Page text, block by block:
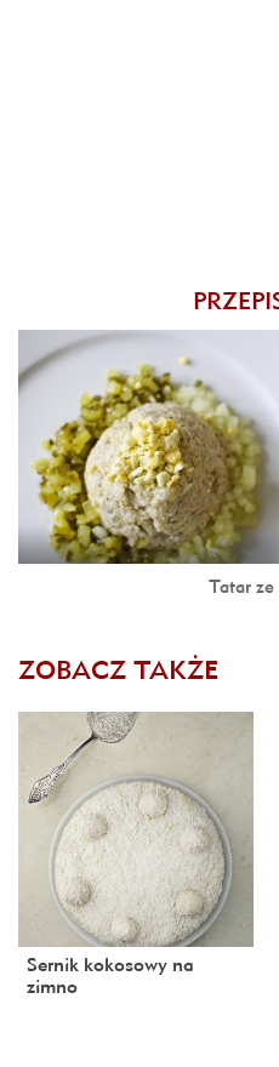
Tatar
ZOBACZ TAKŻE
Sernik kokosowy na
zimno